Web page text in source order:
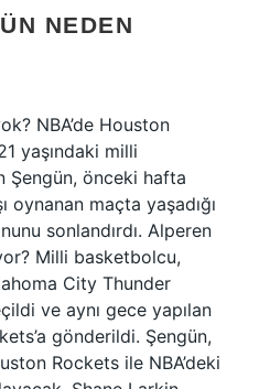
NEDEN
NBA’de Houston
yaşındaki milli
Şengün, önceki hafta
oynanan maçta yaşadığı
sonlandırdı. Alperen
Milli basketbolcu,
City Thunder
ve aynı gece yapılan
gönderildi. Şengün,
Rockets ile NBA’deki